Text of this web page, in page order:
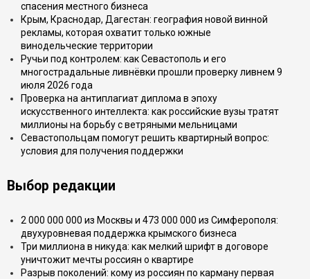
спасения местного бизнеса
Крым, Краснодар, Дагестан: география новой винной
рекламы, которая охватит только южные
винодельческие территории
Ручьи под контролем: как Севастополь и его
многострадальные ливнёвки прошли проверку ливнем 9
июля 2026 года
Проверка на антиплагиат диплома в эпоху
искусственного интеллекта: как российские вузы тратят
миллионы на борьбу с ветряными мельницами
Севастопольцам помогут решить квартирный вопрос:
условия для получения поддержки
Выбор редакции
2 000 000 000 из Москвы и 473 000 000 из Симферополя:
двухуровневая поддержка крымского бизнеса
Три миллиона в никуда: как мелкий шрифт в договоре
уничтожит мечты россиян о квартире
Разрыв поколений: кому из россиян по карману первая